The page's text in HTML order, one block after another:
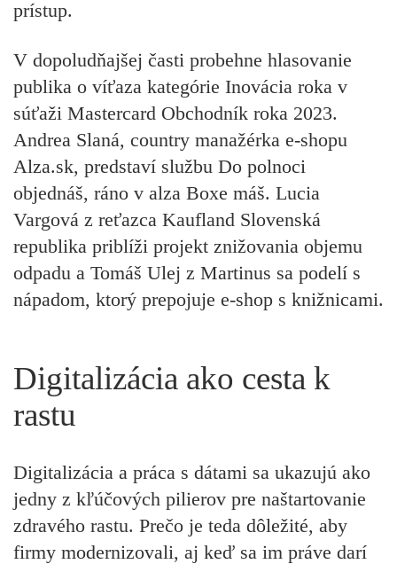
prístup.
V dopoludňajšej časti probehne hlasovanie
publika o víťaza kategórie Inovácia roka v
súťaži Mastercard Obchodník roka 2023.
Andrea Slaná, country manažérka e-shopu
Alza.sk, predstaví službu Do polnoci
objednáš, ráno v alza Boxe máš. Lucia
Vargová z reťazca Kaufland Slovenská
republika priblíži projekt znižovania objemu
odpadu a Tomáš Ulej z Martinus sa podelí s
nápadom, ktorý prepojuje e-shop s knižnicami.
Digitalizácia ako cesta k
rastu
Digitalizácia a práca s dátami sa ukazujú ako
jedny z kľúčových pilierov pre naštartovanie
zdravého rastu. Prečo je teda dôležité, aby
firmy modernizovali, aj keď sa im práve darí